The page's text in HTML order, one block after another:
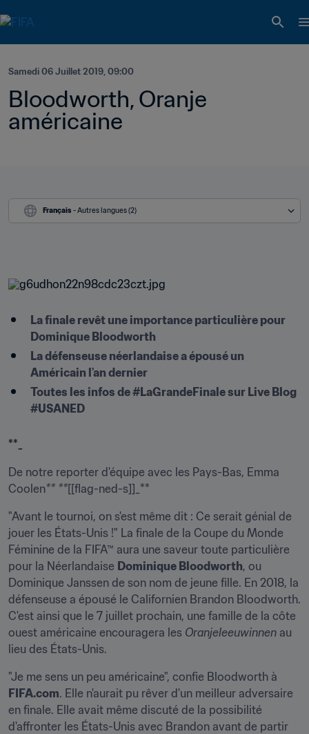
Samedi 06 Juillet 2019, 09:00
Bloodworth, Oranje
américaine
Français - Autres langues (2)
La finale revêt une importance particulière pour
Dominique Bloodworth
La défenseuse néerlandaise a épousé un
Américain l'an dernier
Toutes les infos de #LaGrandeFinale sur Live Blog
#USANED
**_
De notre reporter d'équipe avec les Pays-Bas, Emma
Coolen** **[[flag-ned-s]]_**
"Avant le tournoi, on s'est même dit : Ce serait génial de
jouer les États-Unis !" La finale de la Coupe du Monde
Féminine de la FIFA™ aura une saveur toute particulière
pour la Néerlandaise Dominique Bloodworth, ou
Dominique Janssen de son nom de jeune fille. En 2018, la
défenseuse a épousé le Californien Brandon Bloodworth.
C'est ainsi que le 7 juillet prochain, une famille de la côte
ouest américaine encouragera les Oranjeleeuwinnen au
lieu des États-Unis.
FIFA.com. Elle n'aurait pu rêver d'un meilleur adversaire
en finale. Elle avait même discuté de la possibilité
d'affronter les États-Unis avec Brandon avant de partir